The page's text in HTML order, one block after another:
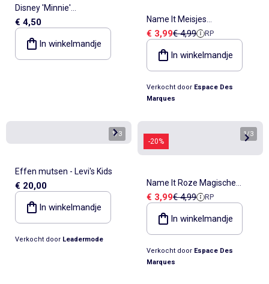
Disney 'Minnie'
handschoenen
€ 4,50
In winkelmandje
Name It Meisjes
Handschoenen Marineblauw
Verkoopprijs
€ 3,99Referentieprijs
€ 4,99 RP
In winkelmandje
Verkocht door Espace Des
Marques
1/3
Effen mutsen - Levi's Kids
€ 20,00
In winkelmandje
Verkocht door Leadermode
-20%
1/3
Name It Roze Magische
Meisjes Handschoenen
Verkoopprijs
€ 3,99Referentieprijs
€ 4,99 RP
In winkelmandje
Verkocht door Espace Des
Marques